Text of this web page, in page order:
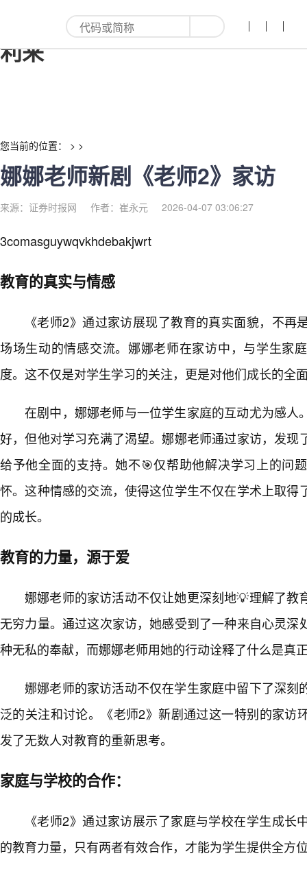
娜娜老师新剧《老师2》家访-红
利来
您当前的位置： > >
娜娜老师新剧《老师2》家访
来源：证券时报网 作者：崔永元 2026-04-07 03:06:27
3comasguywqvkhdebakjwrt
教育的真实与情感
《老师2》通过家访展现了教育的真实面貌，不再
场场生动的情感交流。娜娜老师在家访中，与学生家
度。这不仅是对学生学习的关注，更是对他们成长的全
在剧中，娜娜老师与一位学生家庭的互动尤为感人
好，但他对学习充满了渴望。娜娜老师通过家访，发现
给予他全面的支持。她不🎯仅帮助他解决学习上的问
怀。这种情感的交流，使得这位学生不仅在学术上取得
的成长。
教育的力量，源于爱
娜娜老师的家访活动不仅让她更深刻地💡理解了教
无穷力量。通过这次家访，她感受到了一种来自心灵深
种无私的奉献，而娜娜老师用她的行动诠释了什么是真
娜娜老师的家访活动不仅在学生家庭中留下了深刻
泛的关注和讨论。《老师2》新剧通过这一特别的家访
发了无数人对教育的重新思考。
家庭与学校的合作：
《老师2》通过家访展示了家庭与学校在学生成长
的教育力量，只有两者有效合作，才能为学生提供全方